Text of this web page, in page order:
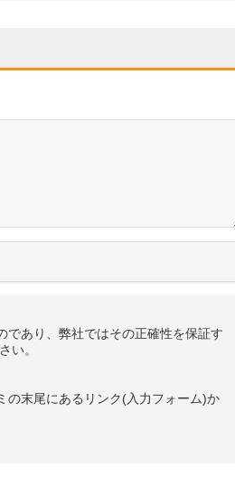
であり、弊社ではその正確性を保証す
い。
の末尾にあるリンク(入力フォーム)か